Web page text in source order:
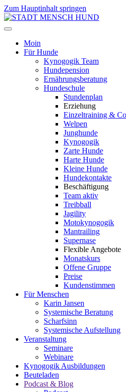
Zum Hauptinhalt springen
Moin
Für Hunde
Kynogogik Team
Hundepension
Ernährungsberatung
Hundeschule
Stundenplan
Erziehung
Einzeltraining &
Welpen
Junghunde
Kynogogik
Zarte Hunde
Harte Hunde
Kleine Hunde
Hundekontakte
Beschäftigung
Team aktiv
Treibball
Jagility
Motokynogogik
Mantrailing
Supernase
Flexible Angebote
Monatskurs
Offene Gruppe
Preise
Kundenstimmen
Für Menschen
Karin Jansen
Systemische Beratung
Scharfsinn
Systemische Aufstellung
Veranstaltung
Seminare
Webinare
Kynogogik Ausbildungen
Beuteladen
Podcast & Blog